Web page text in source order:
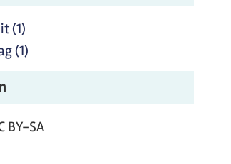
(1)
(1)
SA-Filter entfernen
BY-SA